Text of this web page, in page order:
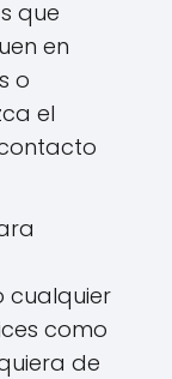
que
en
o
el
cualquier
como
de